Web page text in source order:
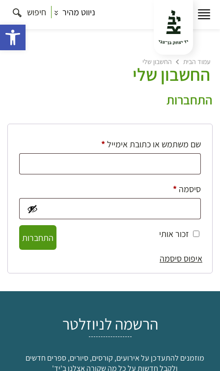
ניווט מהיר חיפוש
עמוד הבית החשבון שלי
החשבון שלי
התחברות
שם משתמש או כתובת אימייל*חובה
סיסמה *חובה
זכור אותי
התחברות
איפוס סיסמה
הרשמה לניוזלטר
מוזמנים להתעדכן על אירועים, קורסים, סיורים, ספרים חדשים
ולקבל חדשות על כל מה שקורה אצלנו ב'יד'